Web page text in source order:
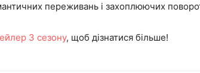
переживань і захоплюючих
3 сезону, щоб дізнатися більше!